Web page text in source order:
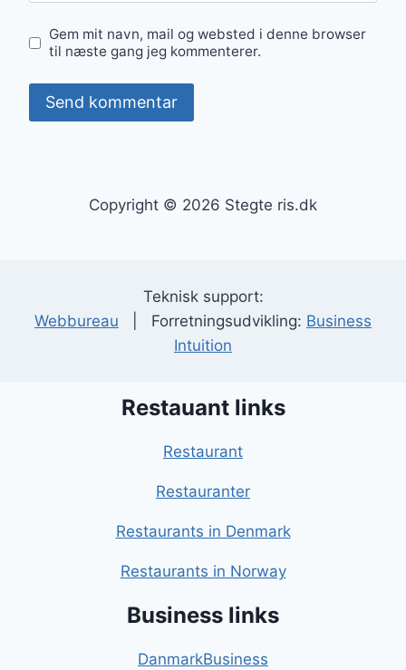
Gem mit navn, mail og websted i denne browser
til næste gang jeg kommenterer.
Copyright © 2026 Stegte ris.dk
Teknisk support:
Webbureau | Forretningsudvikling: Business
Intuition
Restauant links
Restaurant
Restauranter
Restaurants in Denmark
Restaurants in Norway
Business links
DanmarkBusiness